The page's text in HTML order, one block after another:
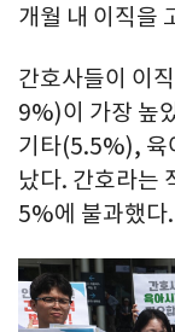
개월 내 이직을
간호사들이 이
9%)이 가장 높
기타(5.5%),
났다. 간호라는
5%에 불과했다.